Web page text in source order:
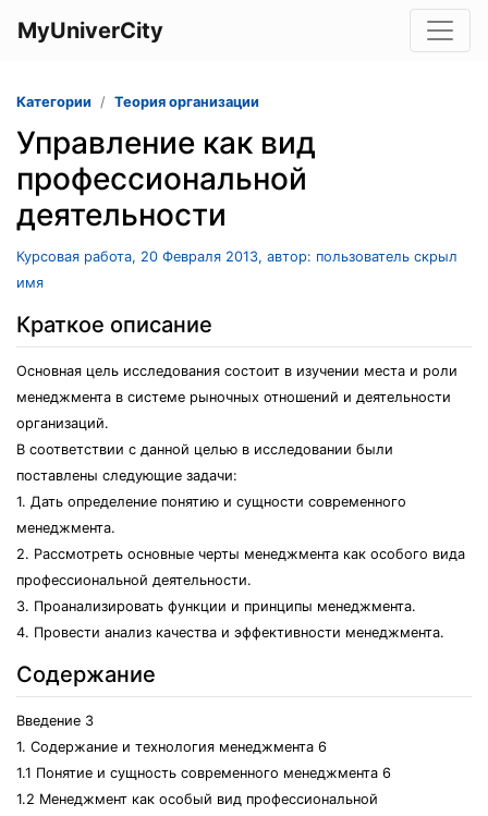
MyUniverCity
Категории Теория организации
Управление как вид
профессиональной
деятельности
Курсовая работа, 20 Февраля 2013, автор: пользователь скрыл
имя
Краткое описание
Основная цель исследования состоит в изучении места и роли
менеджмента в системе рыночных отношений и деятельности
организаций.
В соответствии с данной целью в исследовании были
поставлены следующие задачи:
1. Дать определение понятию и сущности современного
менеджмента.
2. Рассмотреть основные черты менеджмента как особого вида
профессиональной деятельности.
3. Проанализировать функции и принципы менеджмента.
4. Провести анализ качества и эффективности менеджмента.
Содержание
Введение 3
1. Содержание и технология менеджмента 6
1.1 Понятие и сущность современного менеджмента 6
1.2 Менеджмент как особый вид профессиональной